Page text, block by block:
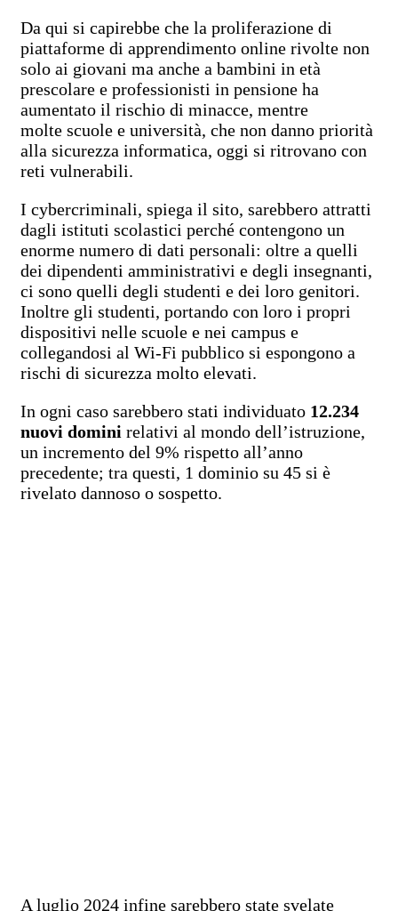
Da qui si capirebbe che la proliferazione di
piattaforme di apprendimento online rivolte non
solo ai giovani ma anche a bambini in età
prescolare e professionisti in pensione ha
aumentato il rischio di minacce, mentre
molte scuole e università, che non danno priorità
alla sicurezza informatica, oggi si ritrovano con
reti vulnerabili.
I cybercriminali, spiega il sito, sarebbero attratti
dagli istituti scolastici perché contengono un
enorme numero di dati personali: oltre a quelli
dei dipendenti amministrativi e degli insegnanti,
ci sono quelli degli studenti e dei loro genitori.
Inoltre gli studenti, portando con loro i propri
dispositivi nelle scuole e nei campus e
collegandosi al Wi-Fi pubblico si espongono a
rischi di sicurezza molto elevati.
In ogni caso sarebbero stati individuato 12.234
nuovi domini relativi al mondo dell’istruzione,
un incremento del 9% rispetto all’anno
precedente; tra questi, 1 dominio su 45 si è
rivelato dannoso o sospetto.
A luglio 2024 infine sarebbero state svelate